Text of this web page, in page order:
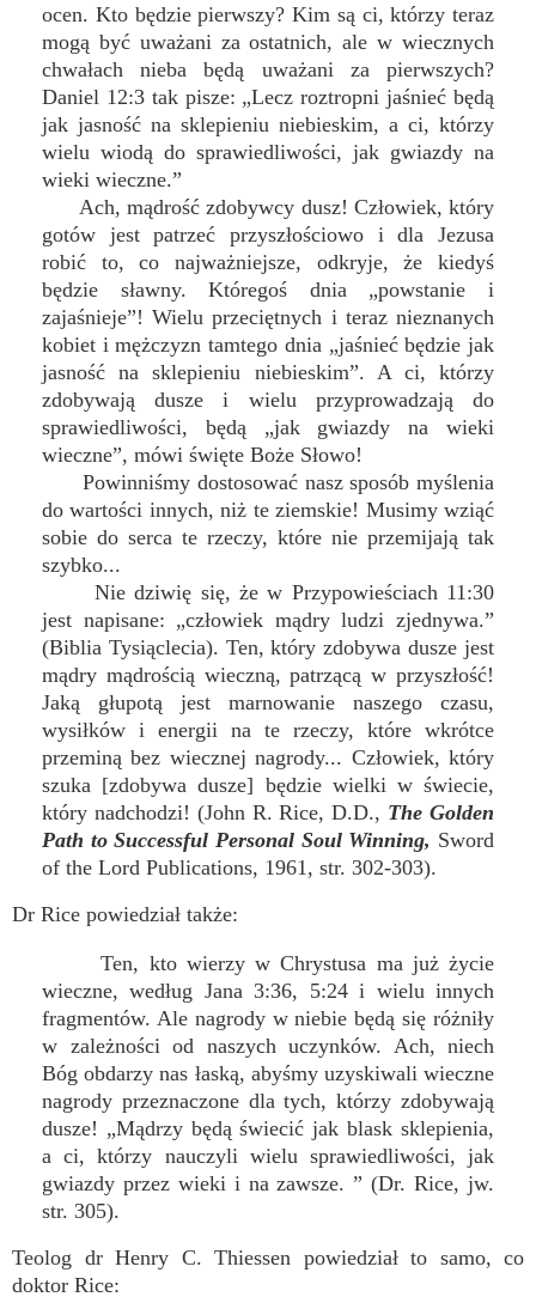
ocen. Kto będzie pierwszy? Kim są ci, którzy teraz
mogą być uważani za ostatnich, ale w wiecznych
chwałach nieba będą uważani za pierwszych?
Daniel 12:3 tak pisze: „Lecz roztropni jaśnieć będą
jak jasność na sklepieniu niebieskim, a ci, którzy
wielu wiodą do sprawiedliwości, jak gwiazdy na
wieki wieczne.”
Ach, mądrość zdobywcy dusz! Człowiek, który
gotów jest patrzeć przyszłościowo i dla Jezusa
robić to, co najważniejsze, odkryje, że kiedyś
będzie sławny. Któregoś dnia „powstanie i
zajaśnieje”! Wielu przeciętnych i teraz nieznanych
kobiet i mężczyzn tamtego dnia „jaśnieć będzie jak
jasność na sklepieniu niebieskim”. A ci, którzy
zdobywają dusze i wielu przyprowadzają do
sprawiedliwości, będą „jak gwiazdy na wieki
wieczne”, mówi święte Boże Słowo!
Powinniśmy dostosować nasz sposób myślenia
do wartości innych, niż te ziemskie! Musimy wziąć
sobie do serca te rzeczy, które nie przemijają tak
szybko...
Nie dziwię się, że w Przypowieściach 11:30
jest napisane: „człowiek mądry ludzi zjednywa.”
(Biblia Tysiąclecia). Ten, który zdobywa dusze jest
mądry mądrością wieczną, patrzącą w przyszłość!
Jaką głupotą jest marnowanie naszego czasu,
wysiłków i energii na te rzeczy, które wkrótce
przeminą bez wiecznej nagrody... Człowiek, który
szuka [zdobywa dusze] będzie wielki w świecie,
który nadchodzi! (John R. Rice, D.D., The Golden
Path to Successful Personal Soul Winning, Sword
of the Lord Publications, 1961, str. 302-303).
Dr Rice powiedział także:
Ten, kto wierzy w Chrystusa ma już życie
wieczne, według Jana 3:36, 5:24 i wielu innych
fragmentów. Ale nagrody w niebie będą się różniły
w zależności od naszych uczynków. Ach, niech
Bóg obdarzy nas łaską, abyśmy uzyskiwali wieczne
nagrody przeznaczone dla tych, którzy zdobywają
dusze! „Mądrzy będą świecić jak blask sklepienia,
a ci, którzy nauczyli wielu sprawiedliwości, jak
gwiazdy przez wieki i na zawsze. ” (Dr. Rice, jw.
str. 305).
Teolog dr Henry C. Thiessen powiedział to samo, co
doktor Rice: